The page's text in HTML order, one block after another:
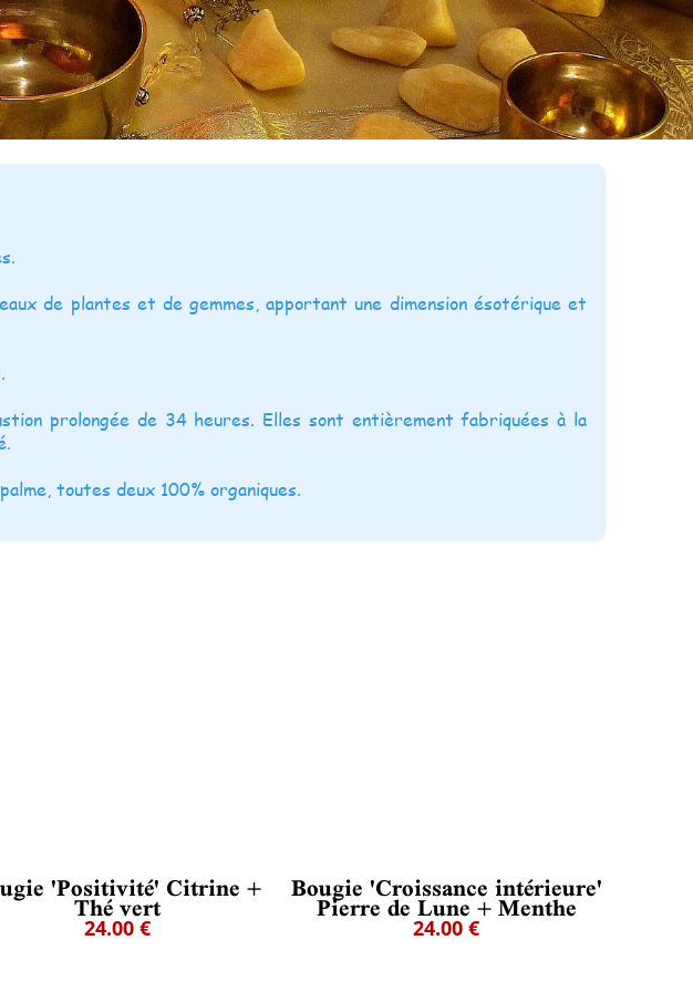
de plantes et de gemmes, apportant une dimension ésotérique et
prolongée de 34 heures. Elles sont entièrement fabriquées à la
toutes deux 100% organiques.
'Positivité' Citrine +
Thé vert
24.00 €
Bougie 'Croissance intérieure'
Pierre de Lune + Menthe
24.00 €